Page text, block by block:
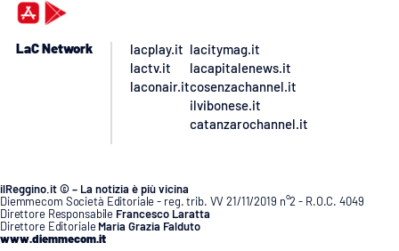
LaC Network
lacplay.it
lactv.it
laconair.it
lacitymag.it
lacapitalenews.it
cosenzachannel.it
ilvibonese.it
catanzarochannel.it
ilReggino.it © – La notizia è più vicina
Diemmecom Società Editoriale - reg. trib. VV 21/11/2019 n°2 - R.O.C. 4049
Direttore Responsabile Francesco Laratta
Direttore Editoriale Maria Grazia Falduto
www.diemmecom.it